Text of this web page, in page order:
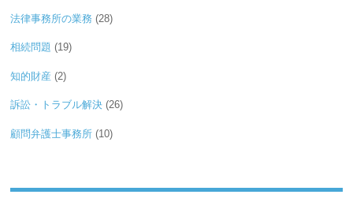
法律事務所の業務 (28)
相続問題 (19)
知的財産 (2)
訴訟・トラブル解決 (26)
顧問弁護士事務所 (10)